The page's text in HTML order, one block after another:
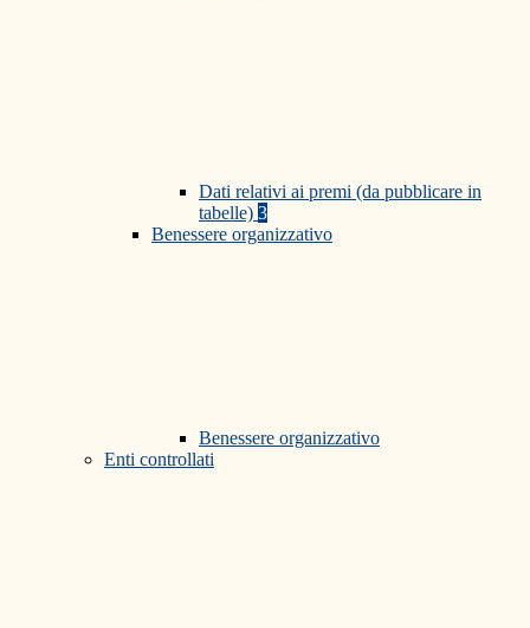
Dati relativi ai premi (da pubblicare in
tabelle) 3
Benessere organizzativo
Benessere organizzativo
Enti controllati